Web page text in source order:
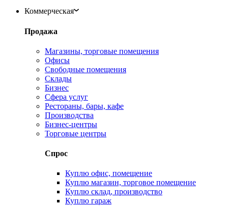
Коммерческая
Продажа
Магазины, торговые помещения
Офисы
Свободные помещения
Склады
Бизнес
Сфера услуг
Рестораны, бары, кафе
Производства
Бизнес-центры
Торговые центры
Спрос
Куплю офис, помещение
Куплю магазин, торговое помещение
Куплю склад, производство
Куплю гараж